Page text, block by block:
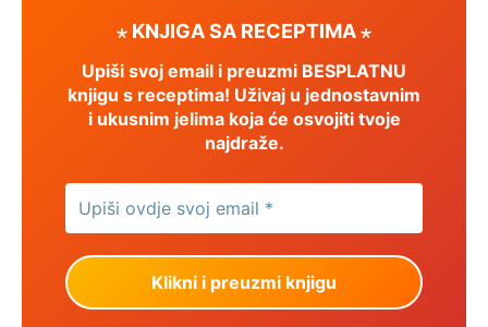
⋆ KNJIGA SA RECEPTIMA ⋆
Upiši svoj email i preuzmi BESPLATNU
knjigu s receptima! Uživaj u jednostavnim
i ukusnim jelima koja će osvojiti tvoje
najdraže.